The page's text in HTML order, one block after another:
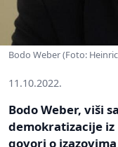
Bodo Weber (Foto:
11.10.2022.
Bodo Weber, viši
demokratizacije iz
govori o